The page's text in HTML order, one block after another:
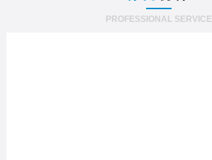
PROFESSIONAL SERVICE